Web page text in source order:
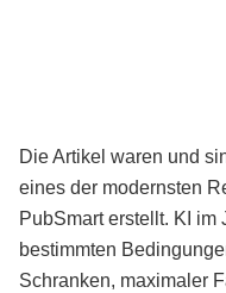
Die Artikel waren und
eines der modernsten
PubSmart erstellt. KI
bestimmten
Schranken, maximaler